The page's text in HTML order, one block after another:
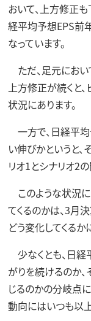
おいて、上方修正
経平均予想EPS前
なっています。
ただ、足元にお
上方修正が続くと
状況にあります。
一方で、日経平
い伸びかというと
リオ1とシナリオ2
このような状況に
てくるのかは、3月
どう変化してくるか
少なくとも、日
がりを続けるのか
じるのかの分岐点
動向にはいつも以